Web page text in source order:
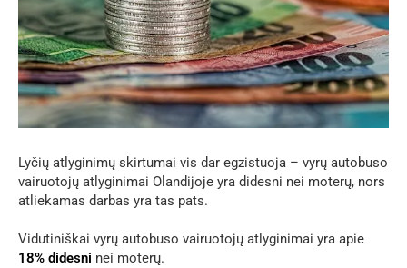
Lyčių atlyginimų skirtumai vis dar egzistuoja – vyrų autobuso
vairuotojų atlyginimai Olandijoje yra didesni nei moterų, nors
atliekamas darbas yra tas pats.
Vidutiniškai vyrų autobuso vairuotojų atlyginimai yra apie
18% didesni nei moterų.